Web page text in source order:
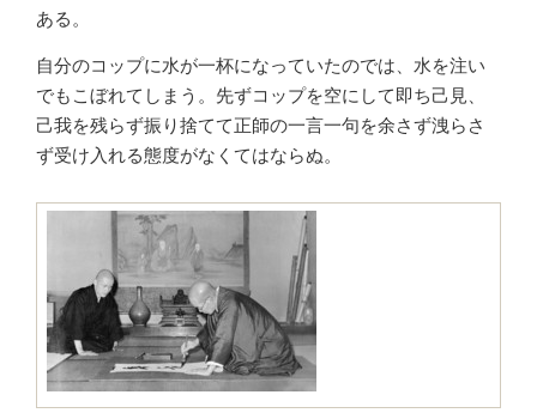
ある。
自分のコップに水が一杯になっていたのでは、水を注い
でもこぼれてしまう。先ずコップを空にして即ち己見、
己我を残らず振り捨てて正師の一言一句を余さず洩らさ
ず受け入れる態度がなくてはならぬ。